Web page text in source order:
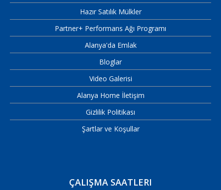
Hazır Satılık Mülkler
Partner+ Performans Ağı Programı
Alanya'da Emlak
Bloglar
Video Galerisi
Alanya Home İletişim
Gizlilik Politikası
Şartlar ve Koşullar
ÇALIŞMA SAATLERI